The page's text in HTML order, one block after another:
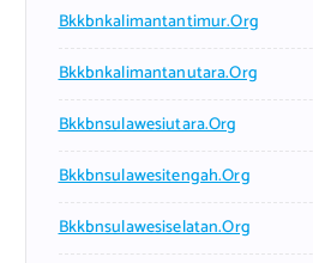
Bkkbnkalimantantimur.org
Bkkbnkalimantanutara.org
Bkkbnsulawesiutara.org
Bkkbnsulawesitengah.org
Bkkbnsulawesiselatan.org